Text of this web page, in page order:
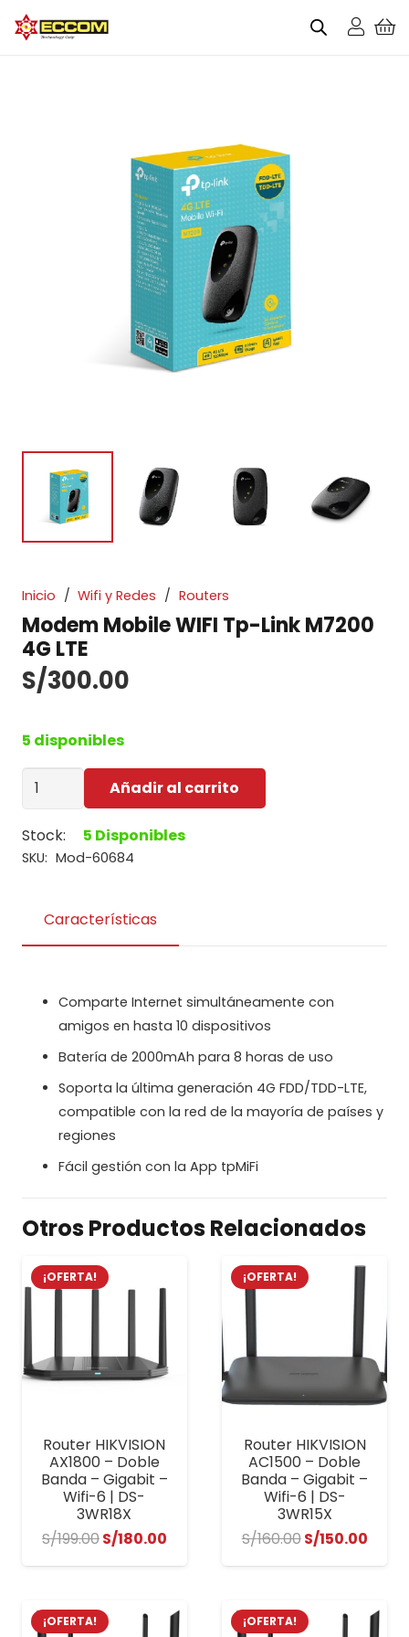
Inicio / Wifi y Redes / Routers
Modem Mobile WIFI Tp-Link M7200
4G LTE
S/300.00
5 disponibles
Modem
Tp-
LTE
Añadir al carrito
Stock: 5 Disponibles
SKU: Mod-60684
Características
Comparte Internet simultáneamente con
amigos en hasta 10 dispositivos
Batería de 2000mAh para 8 horas de uso
Soporta la última generación 4G FDD/TDD-LTE,
compatible con la red de la mayoría de países y
regiones
Fácil gestión con la App tpMiFi
Otros Productos Relacionados
¡OFERTA!
Router HIKVISION
AX1800 – Doble
Banda – Gigabit –
Wifi-6 | DS-
3WR18X
S/199.00El
precio
era:
S/180.00El
precio
es:
¡OFERTA!
Router HIKVISION
AC1500 – Doble
Banda – Gigabit –
Wifi-6 | DS-
3WR15X
S/160.00El
precio
era:
S/150.00El
es:
¡OFERTA! ¡OFERTA!